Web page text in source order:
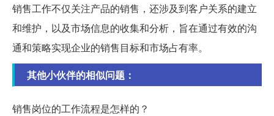
销售工作不仅关注产品的销售，还涉及到客户关系的建立
和维护，以及市场信息的收集和分析，旨在通过有效的沟
通和策略实现企业的销售目标和市场占有率。
其他小伙伴的相似问题：
销售岗位的工作流程是怎样的？